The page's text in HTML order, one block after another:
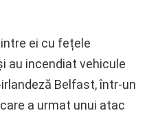
ei cu fețele
au incendiat vehicule
Belfast, într-un
a urmat unui atac